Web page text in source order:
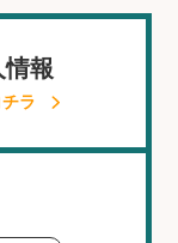
情報
ラ